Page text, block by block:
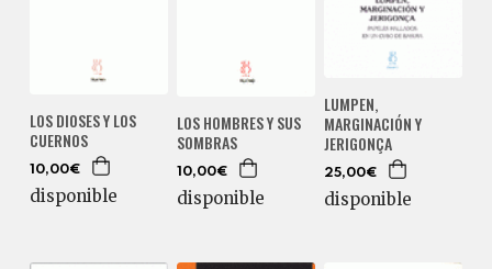
LOS DIOSES Y LOS
CUERNOS
10,00€
disponible
LOS HOMBRES Y SUS
SOMBRAS
10,00€
disponible
LUMPEN,
MARGINACIÓN Y
JERIGONÇA
25,00€
disponible